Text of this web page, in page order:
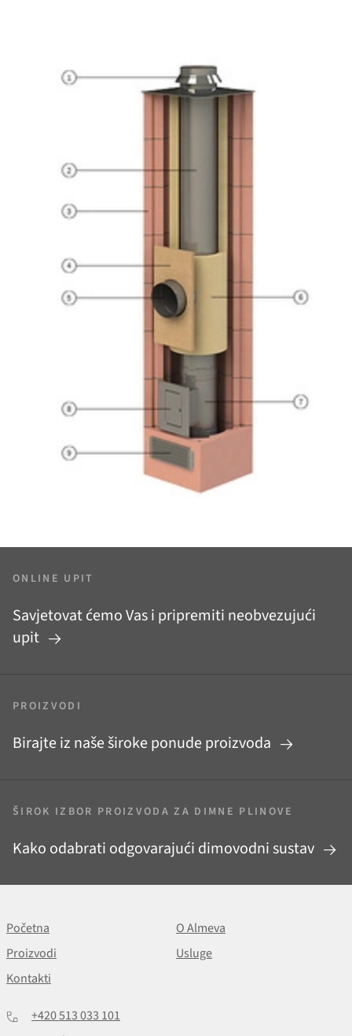
ONLINE UPIT
Savjetovat ćemo Vas i pripremiti neobvezujući
upit
PROIZVODI
Birajte iz naše široke ponude proizvoda
ŠIROK IZBOR PROIZVODA ZA DIMNE PLINOVE
Kako odabrati odgovarajući dimovodni sustav
Početna
O Almeva
Proizvodi
Usluge
Kontakti
+420 513 033 101